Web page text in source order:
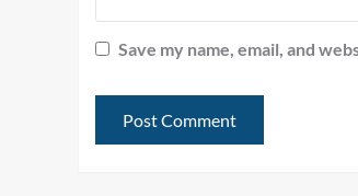
Save my name, email, and